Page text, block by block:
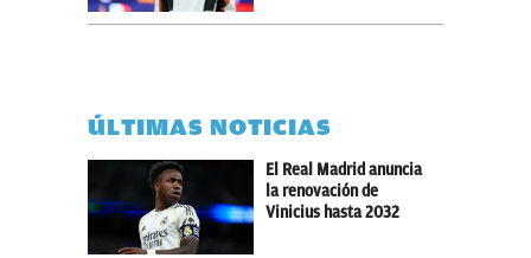
ÚLTIMAS NOTICIAS
El Real Madrid anuncia
la renovación de
Vinicius hasta 2032